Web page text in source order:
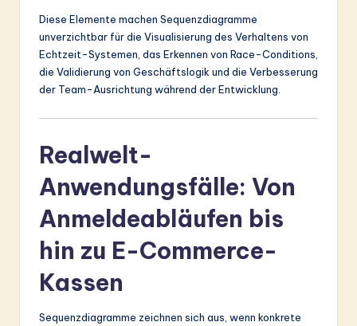
Diese Elemente machen Sequenzdiagramme
unverzichtbar für die Visualisierung des Verhaltens von
Echtzeit-Systemen, das Erkennen von Race-Conditions,
die Validierung von Geschäftslogik und die Verbesserung
der Team-Ausrichtung während der Entwicklung.
Realwelt-
Anwendungsfälle: Von
Anmeldeabläufen bis
hin zu E-Commerce-
Kassen
Sequenzdiagramme zeichnen sich aus, wenn konkrete